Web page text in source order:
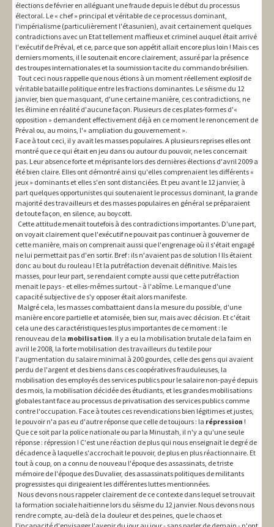
élections de février en alléguant une fraude depuis le début du processus
électoral. Le « chef » principal et véritable de ce processus dominant,
l'impérialisme (particulièrement l'étasunien), avait certainement quelques
contradictions avec un Etat tellement maffieux et criminel auquel était arrivé
l'exécutif de Préval, et ce, parce que son appétit allait encore plus loin ! Mais ces
derniers moments, il le soutenait encore clairement, assuré par la présence
des troupes internationales et la soumission tacite du commando brésilien.
Tout ceci nous rappelle que nous étions à un moment réellement explosif de
véritable bataille politique entre les fractions dominantes. Le séisme du 12
janvier, bien que masquant, d'une certaine manière, ces contradictions, ne
les élimine en réalité d'aucune façon. Plusieurs de ces plates-formes d'«
opposition » demandent effectivement déjà en ce moment le renoncement de
Préval ou, au moins, l'« ampliation du gouvernement ».
Face à tout ceci, il y avait les masses populaires. A plusieurs reprises elles ont
montré que ce qui était en jeu dans ou autour du pouvoir, ne les concernait
pas. Leur absence forte et méprisante lors des dernières élections d'avril 2009 a
été bien claire. Elles ont démontré ainsi qu'elles comprenaient les différents «
jeux » dominants et elles s'en sont distanciées. Et peu avant le 12 janvier, à
part quelques opportunistes qui soutenaient le processus dominant, la grande
majorité des travailleurs et des masses populaires en général se préparaient
de toute façon, en silence, au boycott.
Cette attitude menait toutefois à des contradictions importantes. D'une part,
on voyait clairement que l'exécutif ne pouvait pas continuer à gouverner de
cette manière, mais on comprenait aussi que l'engrenage où il s'était engagé
ne lui permettait pas d'en sortir. Bref : ils n'avaient pas de solution ! Ils étaient
donc au bout du rouleau ! Et la putréfaction devenait définitive. Mais les
masses, pour leur part, se rendaient compte aussi que cette putréfaction
menait le pays - et elles-mêmes surtout - à l'abîme. Le manque d'une
capacité subjective de s'y opposer était alors manifeste.
Malgré cela, les masses combattaient dans la mesure du possible, d'une
manière encore partielle et atomisée, bien sur, mais avec décision. Et c'était
cela une des caractéristiques les plus importantes de ce moment : le
renouveau de la mobilisation. Il y a eu la mobilisation brutale de la faim en
avril le 2008, la forte mobilisation des travailleurs du textile pour
l'augmentation du salaire minimal à 200 gourdes, celle des gens qui avaient
perdu de l'argent et des biens dans ces coopératives frauduleuses, la
mobilisation des employés des services publics pour le salaire non-payé depuis
des mois, la mobilisation décidée des étudiants, et les grandes mobilisations
globales tant face au processus de privatisation des services publics comme
contre l'occupation. Face à toutes ces revendications bien légitimes et justes,
le pouvoir n'a pas eu d'autre réponse que celle de toujours : la répression !
Que ce soit par la police nationale ou par la Minustah, il n'y a qu'une seule
réponse : répression ! C'est une réaction de plus qui nous enseignait le degré de
décadence à laquelle s'accrochait le pouvoir, de plus en plus réactionnaire. Et
tout à coup, on a connu de nouveau l'époque des assassinats, de triste
mémoire de l'époque des Duvalier, des assassinats politiques de militants
progressistes qui dirigeaient les différentes luttes mentionnées.
Nous devons nous rappeler clairement de ce contexte dans lequel se trouvait
la formation sociale haïtienne lors du séisme du 12 janvier. Nous devons nous
rendre compte, au-delà de la douleur et des peines, que le chaos et